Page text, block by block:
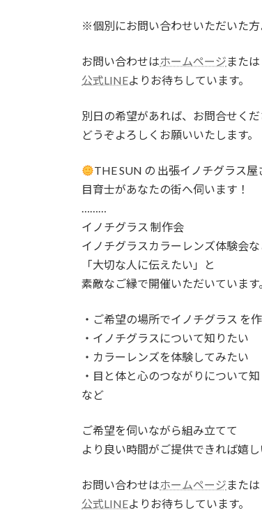
※個別にお問い合わせいただいた方
お問い合わせはホームページ または
公式LINEよりお待ちしています。
別日の希望があれば、お問合せくだ
どうぞよろしくお願いいたします。
THE SUN の 出張イノチグラス屋
目育士があなたの街へ伺います！
………
⁡イノチグラス 制作会
イノチグラスカラーレンズ体験会
「大切な人に伝えたい」と
素敵なご縁で開催いただいています
・ご希望の場所でイノチグラス を
・イノチグラスについて知りたい
・カラーレンズを体験してみたい
・目と体と心のつながりについて
など
ご希望を伺いながら組み立てて
より良い時間がご提供できれば嬉し
お問い合わせはホームページ または
公式LINEよりお待ちしています。